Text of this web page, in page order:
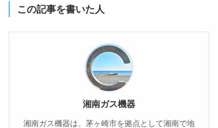
この記事を書いた人
湘南ガス機器
湘南ガス機器は、茅ヶ崎市を拠点として湘南で地